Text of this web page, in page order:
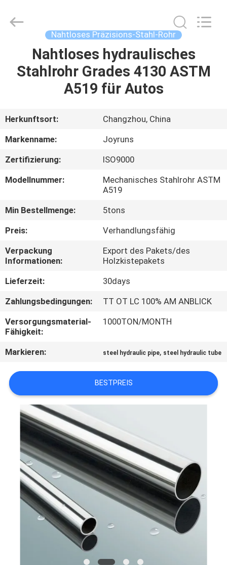
HAUS
PRODUKTE
ÜBER
US
FABRIK-
AUSFLUG
QUALITÄTSKONTROLLE
TRETEN
SIE
MIT
UNS
IN
VERBINDUNG
FORDERN
SIE
EIN
ZITAT
SEITENVERZEICHNIS
DATENSCHUTZ-
BESTIMMUNGEN
Tube
Nahtloses Präzisions-Stahl-Rohr
Nahtloses hydraulisches
Stahlrohr Grades 4130 ASTM
A519 für Autos
Herkunftsort:
Changzhou, China
Markenname:
Joyruns
Zertifizierung:
ISO9000
Modellnummer:
Mechanisches Stahlrohr ASTM
A519
Min Bestellmenge:
5tons
Preis:
Verhandlungsfähig
Verpackung
Informationen:
Export des Pakets/des
Holzkistepakets
Lieferzeit:
30days
Zahlungsbedingungen:
TT OT LC 100% AM ANBLICK
Versorgungsmaterial-
Fähigkeit:
1000TON/MONTH
Markieren: steel hydraulic pipe, steel hydraulic tube
BESTPREIS